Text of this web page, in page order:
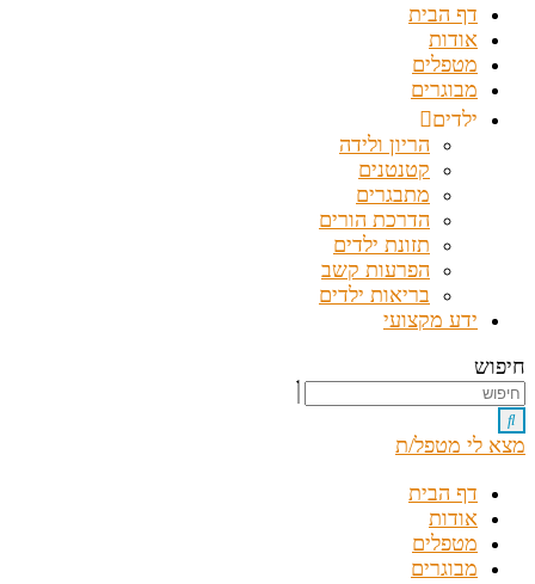
דף הבית
אודות
מטפלים
מבוגרים
ילדים
הריון ולידה
קטנטנים
מתבגרים
הדרכת הורים
תזונת ילדים
הפרעות קשב
בריאות ילדים
ידע מקצועי
חיפוש
מצא לי מטפל/ת
דף הבית
אודות
מטפלים
מבוגרים